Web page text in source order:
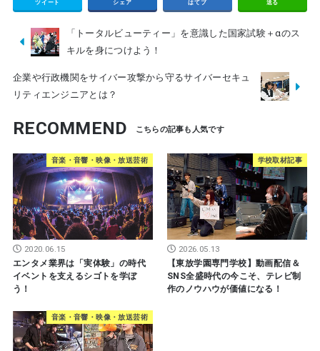
ツイート シェア はてブ 送る
「トータルビューティー」を意識した国家試験＋αのス
キルを身につけよう！
企業や行政機関をサイバー攻撃から守るサイバーセキュ
リティエンジニアとは？
RECOMMEND
音楽・音響・映像・放送芸術
2020.06.15
エンタメ業界は「実体験」の時代
イベントを支えるシゴトを学ぼ
う！
学校取材記事
2026.05.13
【東放学園専門学校】動画配信＆
SNS全盛時代の今こそ、テレビ制
作のノウハウが価値になる！
音楽・音響・映像・放送芸術